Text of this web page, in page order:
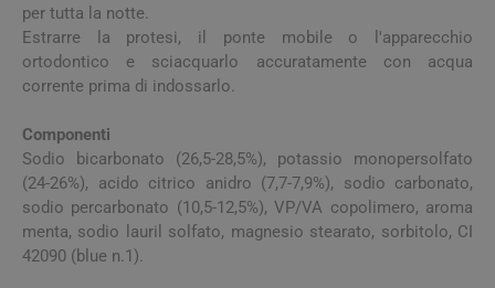
per tutta la notte.
Estrarre la protesi, il ponte mobile o l'apparecchio
ortodontico e sciacquarlo accuratamente con acqua
corrente prima di indossarlo.
Componenti
Sodio bicarbonato (26,5-28,5%), potassio monopersolfato
(24-26%), acido citrico anidro (7,7-7,9%), sodio carbonato,
sodio percarbonato (10,5-12,5%), VP/VA copolimero, aroma
menta, sodio lauril solfato, magnesio stearato, sorbitolo, CI
42090 (blue n.1).